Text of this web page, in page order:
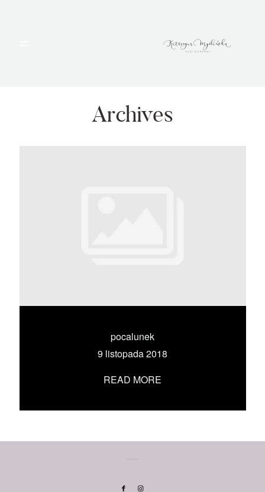
Archives
pocalunek
9 listopada 2018
READ MORE
PORTFOLIO
UMÓW SIĘ ZE MNĄ →